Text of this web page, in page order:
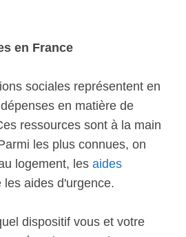
en France
sociales représentent en
en matière de
ressources sont à la main
les plus connues, on
logement, les aides
les aides d'urgence.
dispositif vous et votre